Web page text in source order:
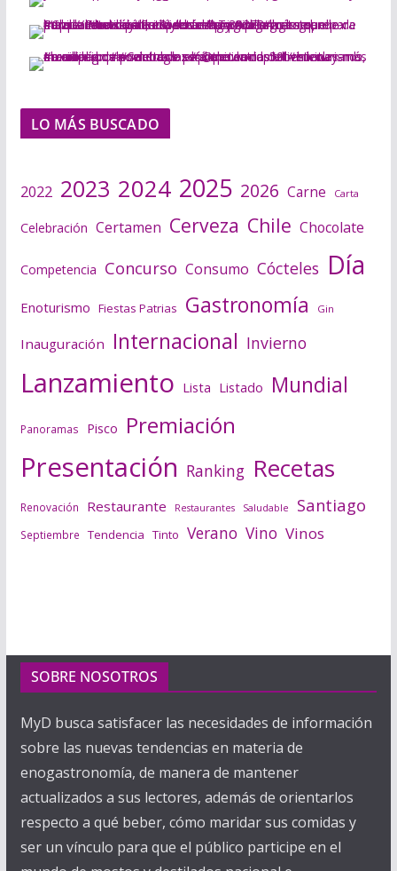
LO MÁS BUSCADO
2022 2023 2024 2025 2026 Carne Carta
Celebración Certamen Cerveza Chile Chocolate
Competencia Concurso Consumo Cócteles Día
Enoturismo Fiestas Patrias Gastronomía Gin
Inauguración Internacional Invierno
Lanzamiento Lista Listado Mundial
Panoramas Pisco Premiación
Presentación Ranking Recetas
Renovación Restaurante Restaurantes Saludable Santiago
Septiembre Tendencia Tinto Verano Vino Vinos
SOBRE NOSOTROS
MyD busca satisfacer las necesidades de información
sobre las nuevas tendencias en materia de
enogastronomía, de manera de mantener
actualizados a sus lectores, además de orientarlos
respecto a qué beber, cómo maridar sus comidas y
ser un vínculo para que el público participe en el